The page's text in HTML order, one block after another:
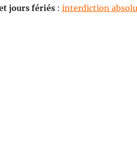
jours fériés: interdiction